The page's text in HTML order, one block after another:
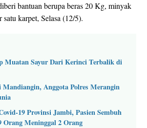
bantuan berupa beras 20 Kg, minyak
karpet, Selasa (12/5).
Muatan Sayur Dari Kerinci Terbalik di
Mandiangin, Anggota Polres Merangin
19 Provinsi Jambi, Pasien Sembuh
Orang Meninggal 2 Orang